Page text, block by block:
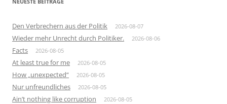
Den Verbrechern aus der Politik 2026-08-07
Wieder mehr Unrecht durch Politiker. 2026-08-06
Facts 2026-08-05
At least true for me 2026-08-05
How „unexpected“ 2026-08-05
Nur unfreundliches 2026-08-05
Ain’t nothing like corruption 2026-08-05